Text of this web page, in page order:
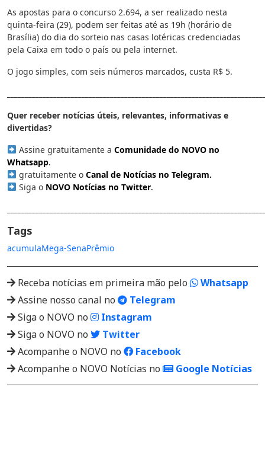
As apostas para o concurso 2.694, a ser realizado nesta
quinta-feira (29), podem ser feitas até as 19h (horário de
Brasília) do dia do sorteio nas casas lotéricas credenciadas
pela Caixa em todo o país ou pela internet.
O jogo simples, com seis números marcados, custa R$ 5.
Quer receber notícias úteis, relevantes, informativas e
divertidas?
Assine gratuitamente a Comunidade do NOVO no
Whatsapp.
gratuitamente o Canal de Notícias no Telegram.
Siga o NOVO Notícias no Twitter.
Tags
acumulaMega-SenaPrêmio
Receba notícias em primeira mão pelo
Whatsapp
Assine nosso canal no
Telegram
Siga o NOVO no
Instagram
Siga o NOVO no
Twitter
Acompanhe o NOVO no
Facebook
Acompanhe o NOVO Notícias no
Google Notícias